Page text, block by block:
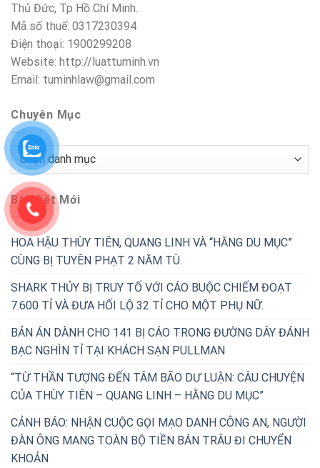
Thủ Đức, Tp Hồ Chí Minh.
Mã số thuế: 0317230394
Điện thoại: 1900299208
Website: http://luattuminh.vn
Email: tuminhlaw@gmail.com
Chuyên Mục
Chuyên
Mục
Bài Viết Mới
HOA HẬU THÙY TIÊN, QUANG LINH VÀ “HẰNG DU MỤC”
CÙNG BỊ TUYÊN PHẠT 2 NĂM TÙ.
SHARK THỦY BỊ TRUY TỐ VỚI CÁO BUỘC CHIẾM ĐOẠT
7.600 TỈ VÀ ĐƯA HỐI LỘ 32 TỈ CHO MỘT PHỤ NỮ.
BẢN ÁN DÀNH CHO 141 BỊ CÁO TRONG ĐƯỜNG DÂY ĐÁNH
BẠC NGHÌN TỈ TẠI KHÁCH SẠN PULLMAN
“TỪ THẦN TƯỢNG ĐẾN TÂM BÃO DƯ LUẬN: CÂU CHUYỆN
CỦA THÙY TIÊN – QUANG LINH – HẰNG DU MỤC”
CẢNH BÁO: NHẬN CUỘC GỌI MẠO DANH CÔNG AN, NGƯỜI
ĐÀN ÔNG MANG TOÀN BỘ TIỀN BÁN TRÂU ĐI CHUYỂN
KHOẢN